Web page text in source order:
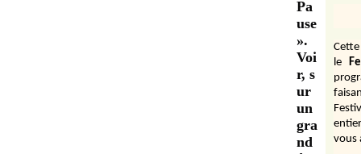
Pa
use
».
Voi
r, s
ur
un
gra
nd
le
vous